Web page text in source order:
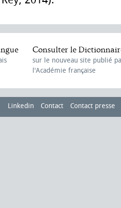
Consulter le
sur le nouveau site publié
l'Académie française
Linkedin Contact Contact presse